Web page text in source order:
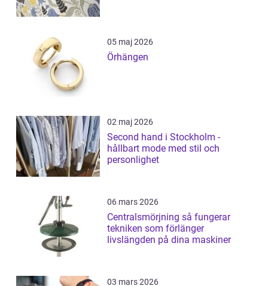
05 maj 2026
Örhängen
02 maj 2026
Second hand i Stockholm -
hållbart mode med stil och
personlighet
06 mars 2026
Centralsmörjning så fungerar
tekniken som förlänger
livslängden på dina maskiner
03 mars 2026